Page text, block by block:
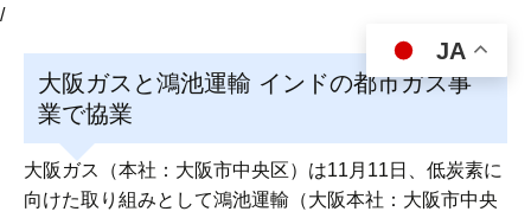
/
大阪ガスと鴻池運輸 インドの都市ガス事
業で協業
大阪ガス（本社：大阪市中央区）は11月11日、低炭素に
向けた取り組みとして鴻池運輸（大阪本社：大阪市中央
JA